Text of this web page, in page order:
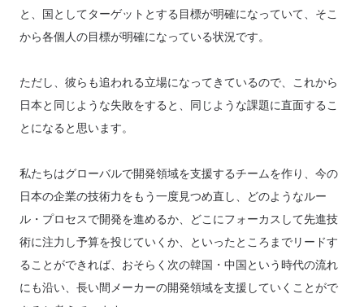
と、国としてターゲットとする目標が明確になっていて、そこ
から各個人の目標が明確になっている状況です。
ただし、彼らも追われる立場になってきているので、これから
日本と同じような失敗をすると、同じような課題に直面するこ
とになると思います。
私たちはグローバルで開発領域を支援するチームを作り、今の
日本の企業の技術力をもう一度見つめ直し、どのようなルー
ル・プロセスで開発を進めるか、どこにフォーカスして先進技
術に注力し予算を投じていくか、といったところまでリードす
ることができれば、おそらく次の韓国・中国という時代の流れ
にも沿い、長い間メーカーの開発領域を支援していくことがで